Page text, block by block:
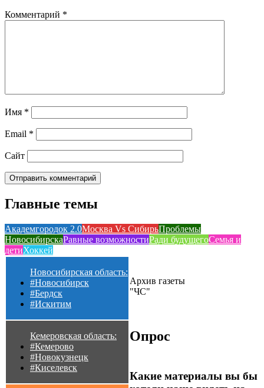
Комментарий *
Имя *
Email *
Сайт
Главные темы
Академгородок 2.0Москва Vs СибирьПроблемы
НовосибирскаРавные возможностиРади будущегоСемья и
детиХоккей
Новосибирская область:
#Новосибирск
#Бердск
#Искитим
Кемеровская область:
#Кемерово
#Новокузнецк
#Киселевск
Архив газеты
"ЧС"
Опрос
Какие материалы вы бы